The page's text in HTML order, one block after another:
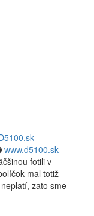
www.d5100.sk
fotili v
mal totiž
zato sme